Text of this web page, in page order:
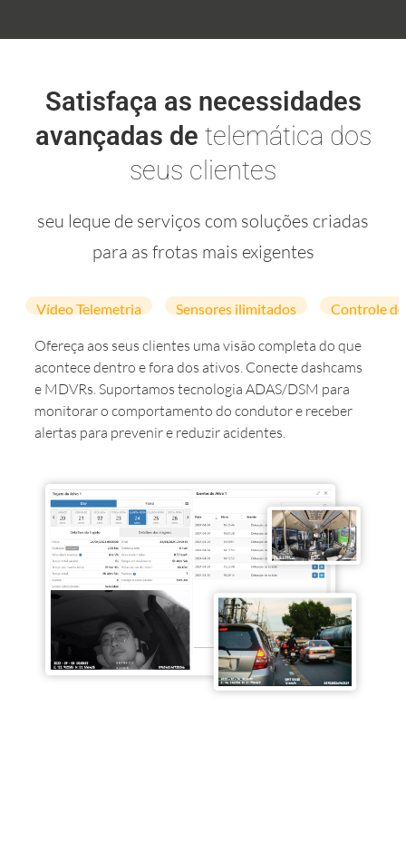
Satisfaça as necessidades
avançadas de telemática dos
seus clientes
seu leque de serviços com soluções criadas
para as frotas mais exigentes
Vídeo Telemetria Sensores ilimitados Controle
Ofereça aos seus clientes uma visão completa do que
acontece dentro e fora dos ativos. Conecte dashcams
e MDVRs. Suportamos tecnologia ADAS/DSM para
monitorar o comportamento do condutor e receber
alertas para prevenir e reduzir acidentes.